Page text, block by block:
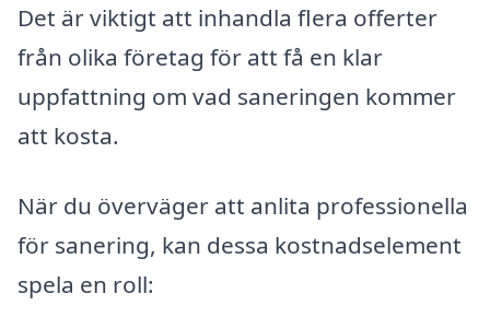
Det är viktigt att inhandla flera offerter
från olika företag för att få en klar
uppfattning om vad saneringen kommer
att kosta.
När du överväger att anlita professionella
för sanering, kan dessa kostnadselement
spela en roll: